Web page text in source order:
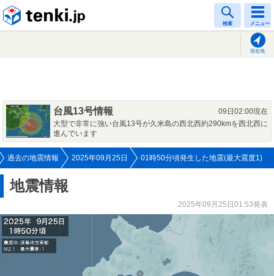
検索 メニュー
現在地
台風13号情報
09日02:00現在
大型で非常に強い台風13号が久米島の西北西約290kmを西北西に
進んでいます
過去の地震情報 2025年09月25日 01時50分頃発生した地震(最大震度1)
地震情報
2025年09月25日01:53発表